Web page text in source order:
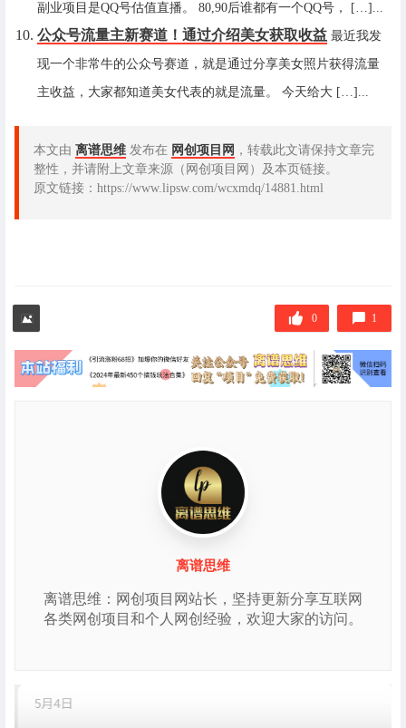
副业项目是QQ号估值直播。 80,90后谁都有一个QQ号， […]...
公众号流量主新赛道！通过介绍美女获取收益 最近我发
现一个非常牛的公众号赛道，就是通过分享美女照片获得流量
主收益，大家都知道美女代表的就是流量。 今天给大 […]...
本文由 离谱思维 发布在 网创项目网 ，转载此文请保持文章完
整性，并请附上文章来源（网创项目网）及本页链接。
原文链接：https://www.lipsw.com/wcxmdq/14881.html
0 1
离谱思维
离谱思维：网创项目网站长，坚持更新分享互联网
各类网创项目和个人网创经验，欢迎大家的访问。